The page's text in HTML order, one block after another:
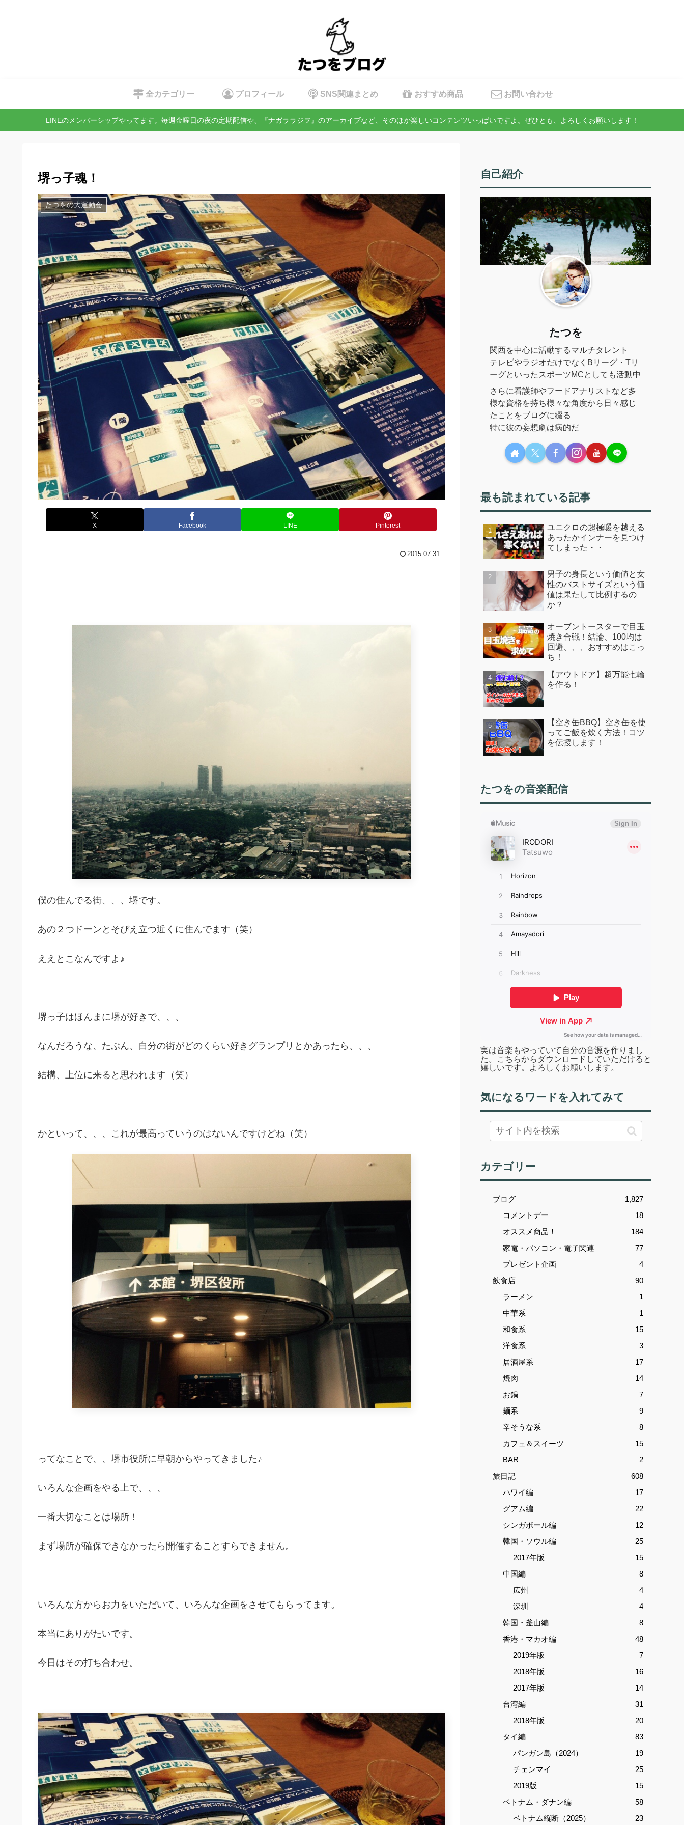
全カテゴリー プロフィール SNS関連まとめ おすすめ商品 お問い合わせ
LINEのメンバーシップやってます。毎週金曜日の夜の定期配信や、『ナガララジヲ』のアーカイブなど、そのほか楽しいコンテンツいっぱいですよ。ぜひとも、よろしくお願いします！
堺っ子魂！
たつをの大運動会
X Facebook LINE Pinterest
2015.07.31
僕の住んでる街、、、堺です。
あの２つドーンとそびえ立つ近くに住んでます（笑）
ええとこなんですよ♪
堺っ子はほんまに堺が好きで、、、
なんだろうな、たぶん、自分の街がどのくらい好きグランプリとかあったら、、、
結構、上位に来ると思われます（笑）
かといって、、、これが最高っていうのはないんですけどね（笑）
ってなことで、、堺市役所に早朝からやってきました♪
いろんな企画をやる上で、、、
一番大切なことは場所！
まず場所が確保できなかったら開催することすらできません。
いろんな方からお力をいただいて、いろんな企画をさせてもらってます。
本当にありがたいです。
今日はその打ち合わせ。
自己紹介
たつを
関西を中心に活動するマルチタレント
テレビやラジオだけでなくBリーグ・Tリ
ーグといったスポーツMCとしても活動中
さらに看護師やフードアナリストなど多
様な資格を持ち様々な角度から日々感じ
たことをブログに綴る
特に彼の妄想劇は病的だ
最も読まれている記事
ユニクロの超極暖を越える
あったかインナーを見つけ
てしまった・・
男子の身長という価値と女
性のバストサイズという価
値は果たして比例するの
か？
オーブントースターで目玉
焼き合戦！結論、100均は
回避、、、おすすめはこっ
ち！
【アウトドア】超万能七輪
を作る！
【空き缶BBQ】空き缶を使
ってご飯を炊く方法！コツ
を伝授します！
たつをの音楽配信
実は音楽もやっていて自分の音源を作りまし
た。こちらからダウンロードしていただけると
嬉しいです。よろしくお願いします。
気になるワードを入れてみて
カテゴリー
ブログ
1,827
コメントデー
18
オススメ商品！
184
家電・パソコン・電子関連
77
プレゼント企画
4
飲食店
90
ラーメン
1
中華系
1
和食系
15
洋食系
3
居酒屋系
17
焼肉
14
お鍋
7
麺系
9
辛そうな系
8
カフェ＆スイーツ
15
BAR
2
旅日記
608
ハワイ編
17
グアム編
22
シンガポール編
12
韓国・ソウル編
25
2017年版
15
中国編
8
広州
4
深圳
4
韓国・釜山編
8
香港・マカオ編
48
2019年版
7
2018年版
16
2017年版
14
台湾編
31
2018年版
20
タイ編
83
パンガン島（2024）
19
チェンマイ
25
2019版
15
ベトナム・ダナン編
58
ベトナム縦断（2025）
23